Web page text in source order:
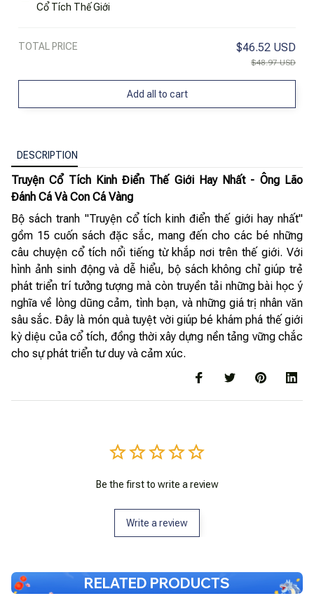
Cổ Tích Thế Giới
TOTAL PRICE $46.52 USD
$48.97 USD
Add all to cart
DESCRIPTION
Truyện Cổ Tích Kinh Điển Thế Giới Hay Nhất - Ông Lão
Đánh Cá Và Con Cá Vàng
Bộ sách tranh "Truyện cổ tích kinh điển thế giới hay nhất"
gồm 15 cuốn sách đặc sắc, mang đến cho các bé những
câu chuyện cổ tích nổi tiếng từ khắp nơi trên thế giới. Với
hình ảnh sinh động và dễ hiểu, bộ sách không chỉ giúp trẻ
phát triển trí tưởng tượng mà còn truyền tải những bài học ý
nghĩa về lòng dũng cảm, tình bạn, và những giá trị nhân văn
sâu sắc. Đây là món quà tuyệt vời giúp bé khám phá thế giới
kỳ diệu của cổ tích, đồng thời xây dựng nền tảng vững chắc
cho sự phát triển tư duy và cảm xúc.
Be the first to write a review
Write a review
RELATED PRODUCTS